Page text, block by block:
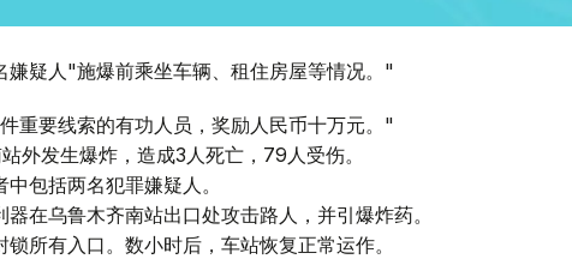
嫌疑人"施爆前乘坐车辆、租住房屋等情况。"
重要线索的有功人员，奖励人民币十万元。"
外发生爆炸，造成3人死亡，79人受伤。
包括两名犯罪嫌疑人。
在乌鲁木齐南站出口处攻击路人，并引爆炸药。
所有入口。数小时后，车站恢复正常运作。